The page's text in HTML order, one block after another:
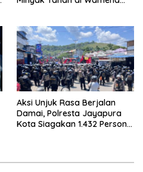
Aksi Unjuk Rasa Berjalan
Damai, Polresta Jayapura
Kota Siagakan 1.432 Personel